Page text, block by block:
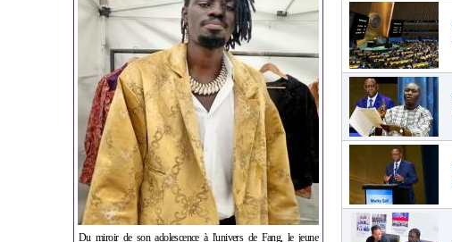
Du miroir de son adolescence à l'univers de Fang, le jeune